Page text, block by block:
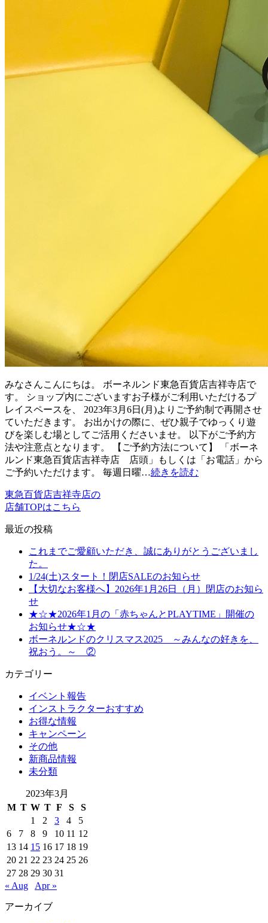
みなさんこんにちは。 ボーネルンド東急百貨店吉祥寺店で
す。 ショップ内にございますお子様がご利用いただけるプ
レイスペースを、 2023年3月6日(月)よりご予約制で再開させ
ていただきます。 お出かけの際に、ぜひ親子でゆっくり遊
びを楽しむ場としてご活用くださいませ。 以下がご予約方
法や注意点となります。 【ご予約方法について】 「ボーネ
ルンド東急百貨店吉祥寺店 店頭」もしくは「お電話」から
ご予約いただけます。 毎週日曜…続きを読む
東急百貨店吉祥寺店の
店舗TOPはこちら
最近の投稿
これまでご愛顧いただき、誠にありがとうございまし
た。
1/24(土)スタート！閉店SALEのお知らせ
【大切なお客様へ】2026年1月26日（月）閉店のお知ら
せ
★☆★2026年1月の「赤ちゃんとPLAYTIME」開催の
お知らせ★☆★
ボーネルンドのクリスマス2025 ～みんなの好きを、
祝おう。～ ②
カテゴリー
イベント報告
インストラクターおすすめ
お得な情報
キャンペーン
その他
新商品情報
未分類
2023年3月
M T W T F S
S
1
2 3 4
5
6
7 8 9 10 11 12
13 14 15 16 17 18 19
20 21 22 23 24 25 26
27 28 29 30 31
« Aug
Apr »
アーカイブ